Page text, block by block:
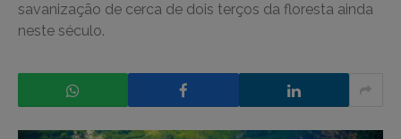
savanização de cerca de dois terços da floresta ainda
neste século.